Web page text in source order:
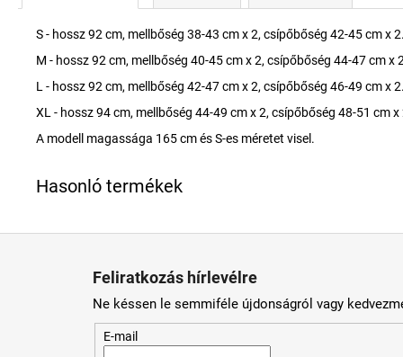
S - hossz 92 cm, mellbőség 38-43 cm x 2, csípőbőség 42-45 cm x 2.
M - hossz 92 cm, mellbőség 40-45 cm x 2, csípőbőség 44-47 cm x
L - hossz 92 cm, mellbőség 42-47 cm x 2, csípőbőség 46-49 cm x 2.
XL - hossz 94 cm, mellbőség 44-49 cm x 2, csípőbőség 48-51 cm x
A modell magassága 165 cm és S-es méretet visel.
Feliratkozás hírlevélre
Ne késsen le semmiféle újdonságról vagy
E-mail